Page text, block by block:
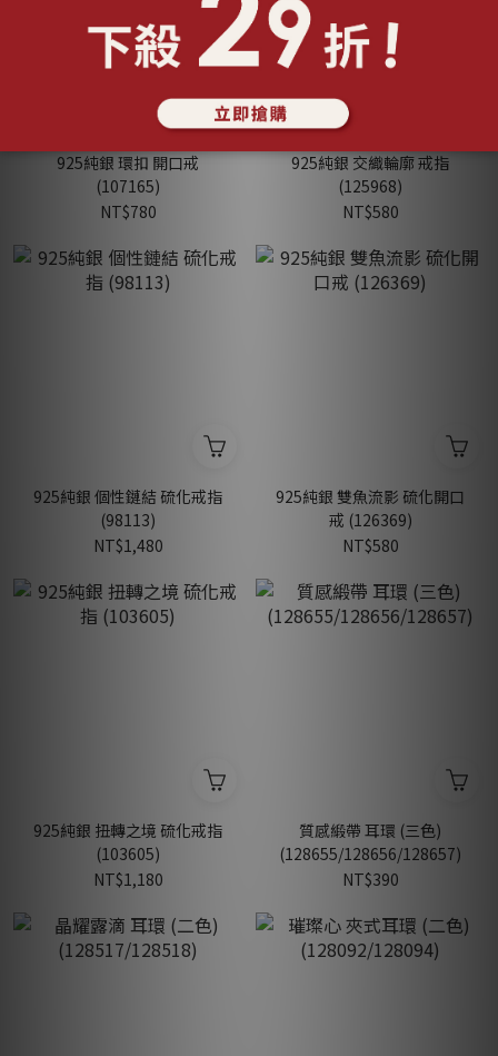
925純銀 環扣 開口戒
(107165)
NT$780
925純銀 交織輪廓 戒指
(125968)
NT$580
925純銀 個性鏈結 硫化戒指
(98113)
NT$1,480
925純銀 雙魚流影 硫化開口
戒 (126369)
NT$580
925純銀 扭轉之境 硫化戒指
(103605)
NT$1,180
質感緞帶 耳環 (三色)
(128655/128656/128657)
NT$390